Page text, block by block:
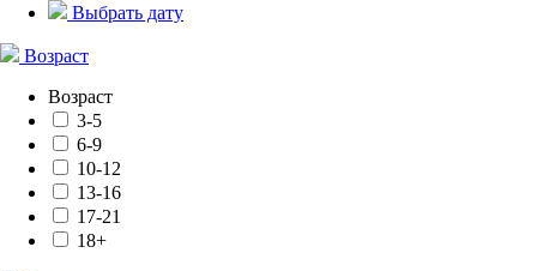
Выбрать дату
Возраст
Возраст
3-5
6-9
10-12
13-16
17-21
18+